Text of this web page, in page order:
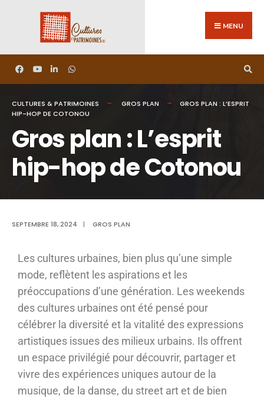
MENU
CULTURES & PATRIMOINES GROS PLAN
GROS PLAN : L’ESPRIT
HIP-HOP DE COTONOU
Gros plan : L’esprit
hip-hop de Cotonou
SEPTEMBRE 18, 2024 | GROS PLAN
Les cultures urbaines, bien plus qu’une simple
mode, reflètent les aspirations et les
préoccupations d’une génération. Les weekends
des cultures urbaines ont été pensé pour
célébrer la diversité et la vitalité des expressions
artistiques issues des milieux urbains. Ils offrent
un espace privilégié pour découvrir, partager et
vivre des expériences uniques autour de la
musique, de la danse, du street art et de bien